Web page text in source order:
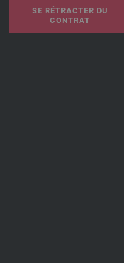
SE RÉTRACTER DU
CONTRAT